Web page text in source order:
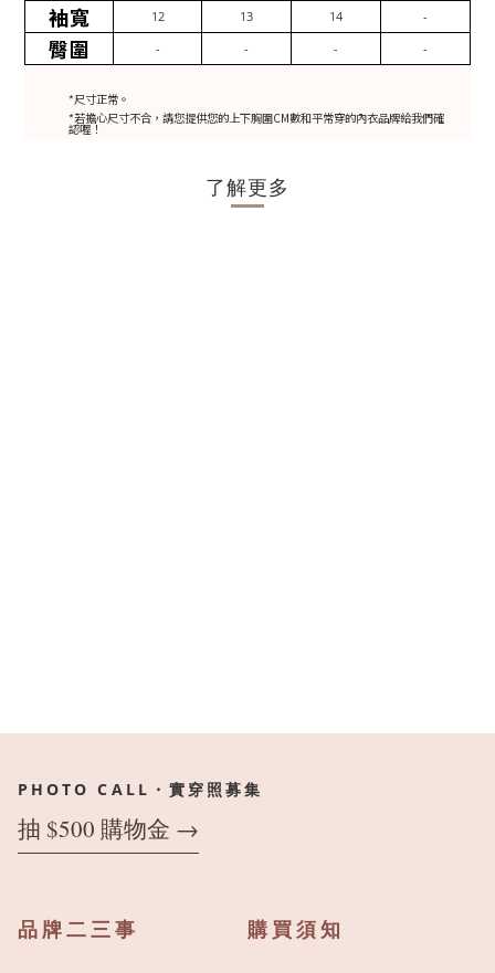
袖寬 12 13 14 -
臀圍 - - - -
*尺寸正常。
*若擔心尺寸不合，請您提供您的上下胸圍CM數和平常穿的內衣品牌給我們確
認喔！
了解更多
PHOTO CALL・實穿照募集
抽 $500 購物金 →
品牌二三事 購買須知